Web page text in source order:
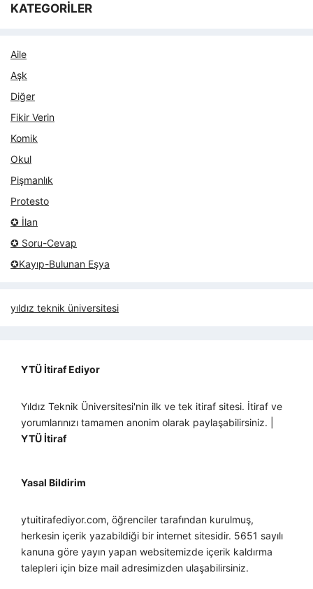
KATEGORİLER
Aile
Aşk
Diğer
Fikir Verin
Komik
Okul
Pişmanlık
Protesto
✪ İlan
✪ Soru-Cevap
✪Kayıp-Bulunan Eşya
yıldız teknik üniversitesi
YTÜ İtiraf Ediyor
Yıldız Teknik Üniversitesi'nin ilk ve tek itiraf sitesi. İtiraf ve
yorumlarınızı tamamen anonim olarak paylaşabilirsiniz. |
YTÜ İtiraf
Yasal Bildirim
ytuitirafediyor.com, öğrenciler tarafından kurulmuş,
herkesin içerik yazabildiği bir internet sitesidir. 5651 sayılı
kanuna göre yayın yapan websitemizde içerik kaldırma
talepleri için bize mail adresimizden ulaşabilirsiniz.